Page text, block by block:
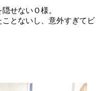
せないＯ様。
ことないし、意外すぎてビ